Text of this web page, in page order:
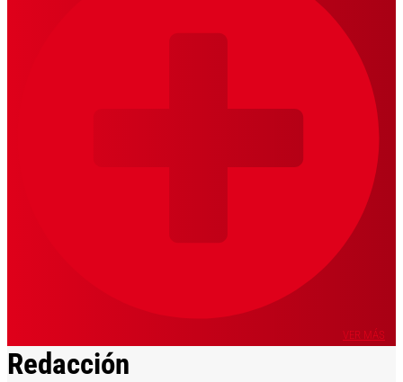
VER MÁS
Redacción